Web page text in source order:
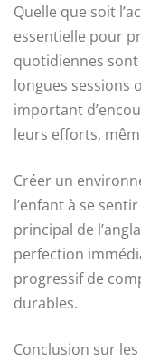
Quelle que soit
essentielle pour
quotidiennes
longues sessions
important
leurs efforts,
Créer un
l’enfant à se sentir
principal de
perfection
progressif de
durables.
Conclusion sur